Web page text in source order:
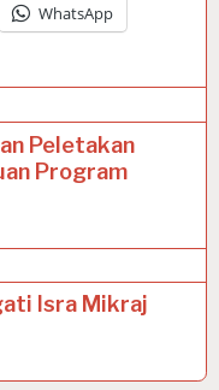
WhatsApp
Peletakan
Program
Isra Mikraj